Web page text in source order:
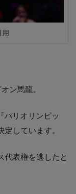
用
ン馬龍。
パリオリンピッ
しています。
代表権を逃したと